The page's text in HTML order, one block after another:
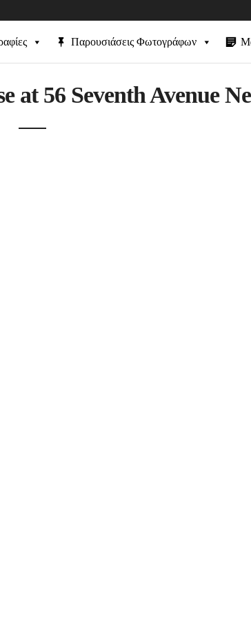
Παρουσιάσεις Φωτογράφων
at 56 Seventh Avenue